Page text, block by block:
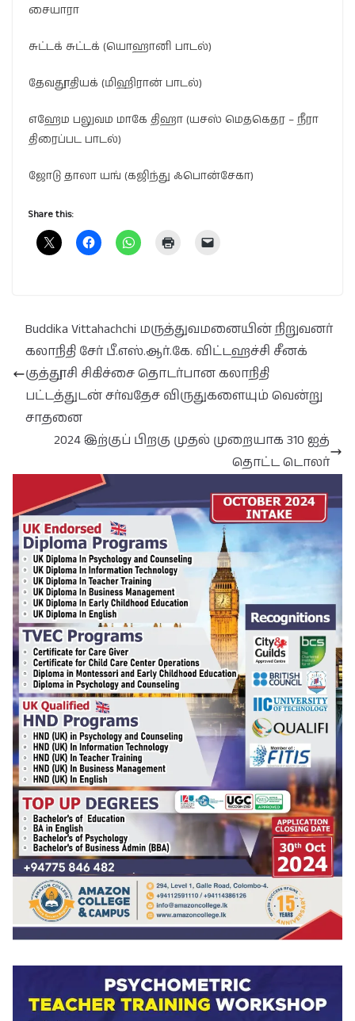
சையாரா
சுட்டக் சுட்டக் (யொஹானி பாடல்)
தேவதூதியக் (மிஹிரான் பாடல்)
எஹேம பலுவம மாகே திஹா (யசஸ் மெதகெதர – நீரா
திரைப்பட பாடல்)
ஜோடு தாலா யங் (கஜிந்து ஃபொன்சேகா)
Share this:
Buddika Vittahachchi மருத்துவமனையின் நிறுவனர்
கலாநிதி சேர் பீ.எஸ்.ஆர்.கே. விட்டஹச்சி சீனக்
குத்தூசி சிகிச்சை தொடர்பான கலாநிதி
பட்டத்துடன் சர்வதேச விருதுகளையும் வென்று
சாதனை
2024 இற்குப் பிறகு முதல் முறையாக 310 ஐத்
தொட்ட டொலர்